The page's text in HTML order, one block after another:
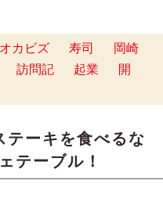
オカビズ 寿司
岡崎
訪問記 起業
開
テーキを食べるな
テーブル！